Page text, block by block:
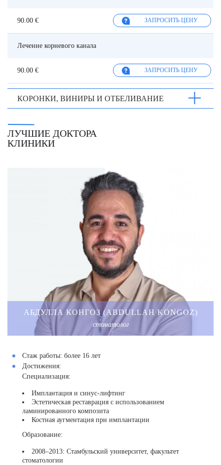
90.00 € ЗАПРОСИТЬ ЦЕНУ
Лечение корневого канала
90.00 € ЗАПРОСИТЬ ЦЕНУ
КОРОНКИ, ВИНИРЫ И ОТБЕЛИВАНИЕ
ЛУЧШИЕ ДОКТОРА
КЛИНИКИ
АБДУЛЛА КОНГОЗ (ABDULLAH KONGOZ)
стоматолог
Стаж работы: более 16 лет
Достижения:
Специализация:
Имплантация и синус-лифтинг
Эстетическая реставрация с использованием
ламинированного композита
Костная аугментация при имплантации
Образование:
2008–2013: Стамбульский университет, факультет
стоматологии